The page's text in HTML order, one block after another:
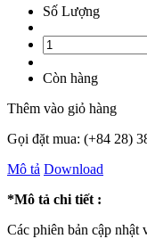
Số Lượng
Còn hàng
Thêm vào giỏ hàng
Gọi đặt mua: (+84 28)
Mô tả Download
*Mô tả chi tiết :
Các phiên bản cập nhật